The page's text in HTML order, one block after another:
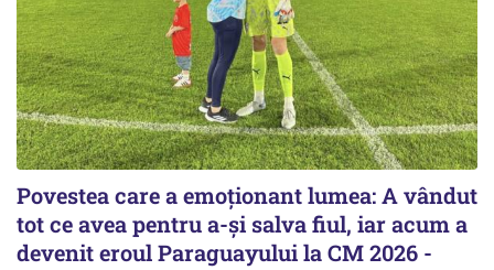
Povestea care a emoționant lumea: A vândut
tot ce avea pentru a-și salva fiul, iar acum a
devenit eroul Paraguayului la CM 2026 -